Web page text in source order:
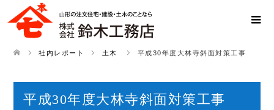
社内レポート 土木 平成30年度大林寺斜面対策工事
平成30年度大林寺斜面対策工事